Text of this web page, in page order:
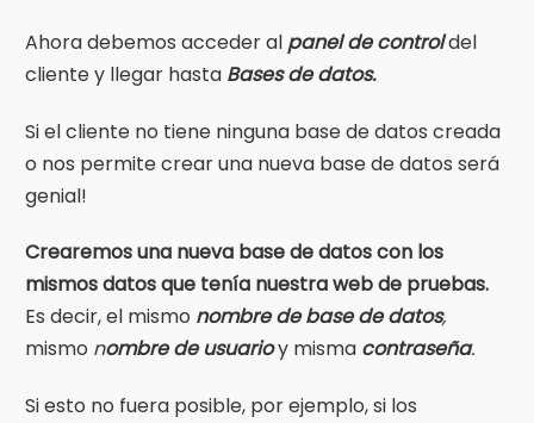
Ahora debemos acceder al panel de controldel
cliente y llegar hasta Bases de datos.
Si el cliente no tiene ninguna base de datos creada
o nos permite crear una nueva base de datos será
genial!
Crearemos una nueva base de datos con los
mismos datos que tenía nuestra web de pruebas.
Es decir, el mismo nombre de base de datos,
mismo nombre de usuarioy misma contraseña.
Si esto no fuera posible, por ejemplo, si los